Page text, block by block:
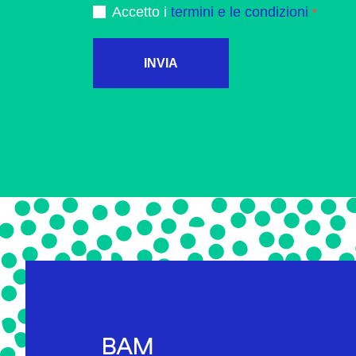
Accetto i termini e le condizioni
INVIA
BAM